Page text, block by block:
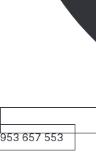
953 657 553